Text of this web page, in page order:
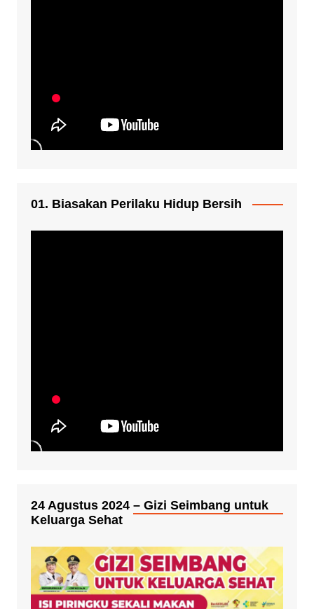
01. Biasakan Perilaku Hidup Bersih
24 Agustus 2024 – Gizi Seimbang untuk
Keluarga Sehat